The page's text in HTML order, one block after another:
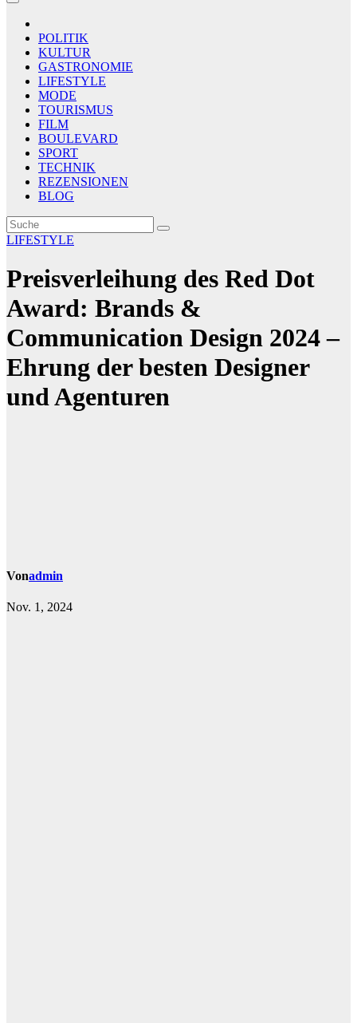
POLITIK
KULTUR
GASTRONOMIE
LIFESTYLE
MODE
TOURISMUS
FILM
BOULEVARD
SPORT
TECHNIK
REZENSIONEN
BLOG
LIFESTYLE
Preisverleihung des Red Dot
Award: Brands &
Communication Design 2024 –
Ehrung der besten Designer
und Agenturen
Vonadmin
Nov. 1, 2024